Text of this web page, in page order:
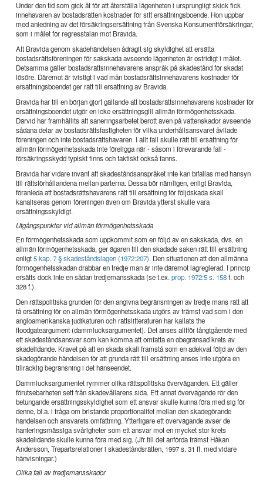
Under den tid som gick åt för att återställa lägenheten i ursprungligt skick fick
innehavaren av bostadsrätten kostnader för sitt ersättningsboende. Hon uppbar
med anledning av det försäkringsersättning från Svenska Konsumentförsäkringar,
som i målet för regresstalan mot Bravida.
Att Bravida genom skadehändelsen ådragit sig skyldighet att ersätta
bostadsrättsföreningen för sakskada avseende lägenheten är ostridigt i målet.
Detsamma gäller bostadsrättsinnehavarens anspråk på skadestånd för skadat
lösöre. Däremot är tvistigt i vad mån bostadsrättsinnehavarens kostnader för
ersättningsboendet ger rätt till ersättning av Bravida.
Bravida har till en början gjort gällande att bostadsrättsinnehavarens kostnader för
ersättningsboendet utgör en icke ersättningsgill allmän förmögenhetsskada.
Därvid har framhållits att saneringsarbetet berott även på vattenskador avseende
sådana delar av bostadsrättsfastigheten för vilka underhållsansvaret åvilade
föreningen och inte bostadsrättshavaren. I allt fall skulle rätt till ersättning för
allmän förmögenhetsskada inte föreligga när - såsom i förevarande fall -
försäkringsskydd typiskt finns och faktiskt också fanns.
Bravida har vidare invänt att skadeståndsanspråket inte kan bifallas med hänsyn
till rättsförhållandena mellan parterna. Dessa bör nämligen, enligt Bravida,
föranleda att bostadsrättshavarens rätt till ersättning för följdskada skall
kanaliseras genom föreningen även om Bravida ytterst skulle vara
ersättningsskyldigt.
Utgångspunkter vid allmän förmögenhetsskada
En förmögenhetsskada som uppkommit som en följd av en sakskada, dvs. en
allmän förmögenhetsskada, ger ägaren till den skadade saken rätt till ersättning
enligt5 kap. 7 § skadeståndslagen (1972:207). Den situationen att den allmänna
förmögenhetsskadan drabbar en tredje man är inte däremot lagreglerad. I princip
ersätts dock inte en sådan tredjemansskada (se t.ex.prop. 1972:5 s. 158f. och
328 f.).
Den rättspolitiska grunden för den angivna begränsningen av tredje mans rätt att
få ersättning för en allmän förmögenhetsskada utgörs av främst vad som i den
angloamerikanska judikaturen och rättslitteraturen har kallats the
floodgateargument (dammlucksargumentet). Det anses alltför långtgående med
ett skadeståndsansvar som kan komma att omfatta en obegränsad krets av
skadelidande. Kravet på att en skada skall framstå som en adekvat följd av den
skadegörande händelsen för att grunda rätt till ersättning anses inte utgöra en
tillräcklig begränsning i det hänseendet.
Dammlucksargumentet rymmer olika rättspolitiska överväganden. Ett gäller
förutsebarheten sett från skadevållarens sida. Ett annat övervägande rör den
betungande ersättningsskyldighet som ett ansvar skulle kunna föra med sig för
denne, bl.a. i fråga om bristande proportionalitet mellan den skadegörande
händelsen och ansvarets omfattning. Ytterligare ett övervägande avser de
hanteringsmässiga svårigheter som ett ansvar mot en mycket stor krets
skadelidande skulle kunna föra med sig. (Jfr till det anförda främst Håkan
Andersson, Trepartsrelationer i skadeståndsrätten, 1997 s. 31 ff. med vidare
hänvisningar.)
Olika fall av tredjemansskador